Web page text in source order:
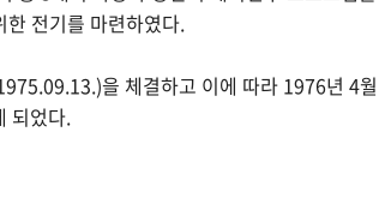
전기를 마련하였다.
을 체결하고 이에 따라 1976년 4월
되었다.